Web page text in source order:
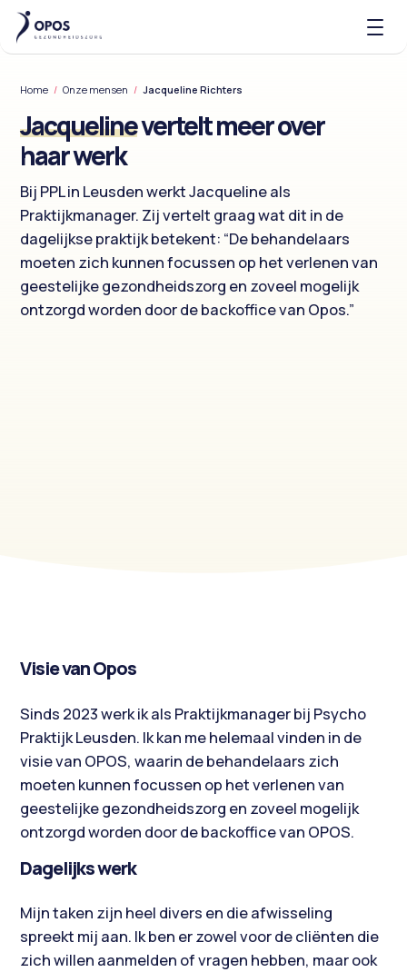
Home
Over Opos
Onze Organisaties
Vacatures
Nieuws
Neem contact op
Home / Onze mensen / Jacqueline Richters
Jacquelinevertelt meer over
haar werk
Bij PPL in Leusden werkt Jacqueline als
Praktijkmanager. Zij vertelt graag wat dit in de
dagelijkse praktijk betekent: “De behandelaars
moeten zich kunnen focussen op het verlenen van
geestelijke gezondheidszorg en zoveel mogelijk
ontzorgd worden door de backoffice van Opos.”
Visie van Opos
Sinds 2023 werk ik als Praktijkmanager bij Psycho
Praktijk Leusden. Ik kan me helemaal vinden in de
visie van OPOS, waarin de behandelaars zich
moeten kunnen focussen op het verlenen van
geestelijke gezondheidszorg en zoveel mogelijk
ontzorgd worden door de backoffice van OPOS.
Dagelijks werk
Mijn taken zijn heel divers en die afwisseling
spreekt mij aan. Ik ben er zowel voor de cliënten die
zich willen aanmelden of vragen hebben, maar ook